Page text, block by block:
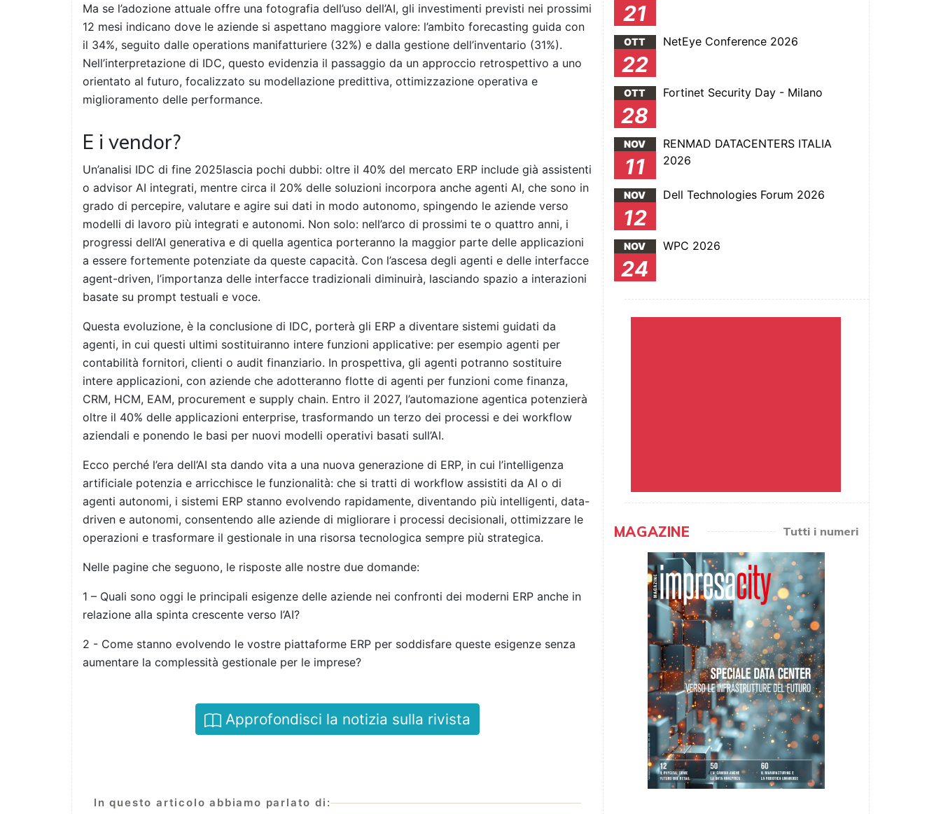
Ma se l’adozione attuale offre una fotografia dell’uso dell’AI, gli investimenti previsti nei prossimi
12 mesi indicano dove le aziende si aspettano maggiore valore: l’ambito forecasting guida con
il 34%, seguito dalle operations manifatturiere (32%) e dalla gestione dell’inventario (31%).
Nell’interpretazione di IDC, questo evidenzia il passaggio da un approccio retrospettivo a uno
orientato al futuro, focalizzato su modellazione predittiva, ottimizzazione operativa e
miglioramento delle performance.
E i vendor?
Un’analisi IDC di fine 2025lascia pochi dubbi: oltre il 40% del mercato ERP include già assistenti
o advisor AI integrati, mentre circa il 20% delle soluzioni incorpora anche agenti AI, che sono in
grado di percepire, valutare e agire sui dati in modo autonomo, spingendo le aziende verso
modelli di lavoro più integrati e autonomi. Non solo: nell’arco di prossimi te o quattro anni, i
progressi dell’AI generativa e di quella agentica porteranno la maggior parte delle applicazioni
a essere fortemente potenziate da queste capacità. Con l’ascesa degli agenti e delle interfacce
agent-driven, l’importanza delle interfacce tradizionali diminuirà, lasciando spazio a interazioni
basate su prompt testuali e voce.
Questa evoluzione, è la conclusione di IDC, porterà gli ERP a diventare sistemi guidati da
agenti, in cui questi ultimi sostituiranno intere funzioni applicative: per esempio agenti per
contabilità fornitori, clienti o audit finanziario. In prospettiva, gli agenti potranno sostituire
intere applicazioni, con aziende che adotteranno flotte di agenti per funzioni come finanza,
CRM, HCM, EAM, procurement e supply chain. Entro il 2027, l’automazione agentica potenzierà
oltre il 40% delle applicazioni enterprise, trasformando un terzo dei processi e dei workflow
aziendali e ponendo le basi per nuovi modelli operativi basati sull’AI.
Ecco perché l’era dell’AI sta dando vita a una nuova generazione di ERP, in cui l’intelligenza
artificiale potenzia e arricchisce le funzionalità: che si tratti di workflow assistiti da AI o di
agenti autonomi, i sistemi ERP stanno evolvendo rapidamente, diventando più intelligenti, data-
driven e autonomi, consentendo alle aziende di migliorare i processi decisionali, ottimizzare le
operazioni e trasformare il gestionale in una risorsa tecnologica sempre più strategica.
Nelle pagine che seguono, le risposte alle nostre due domande:
1 – Quali sono oggi le principali esigenze delle aziende nei confronti dei moderni ERP anche in
relazione alla spinta crescente verso l’AI?
2 - Come stanno evolvendo le vostre piattaforme ERP per soddisfare queste esigenze senza
aumentare la complessità gestionale per le imprese?
Approfondisci la notizia sulla rivista
In questo articolo abbiamo parlato di:
21
OTT
22
NetEye Conference 2026
OTT
28
Fortinet Security Day - Milano
NOV
11
RENMAD DATACENTERS ITALIA
2026
NOV
12
Dell Technologies Forum 2026
NOV
24
WPC 2026
MAGAZINE Tutti i numeri